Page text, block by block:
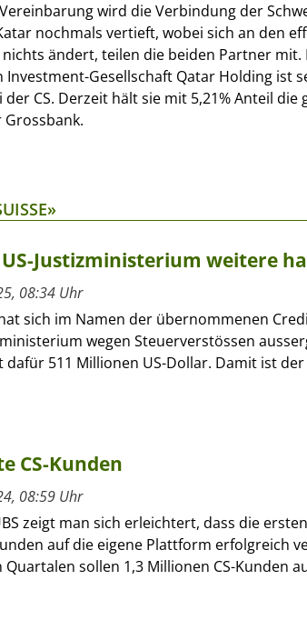
wird die Verbindung der
nochmals vertieft, wobei sich an den
ändert, teilen die beiden Partner mit.
Investment-Gesellschaft Qatar Holding ist
CS. Derzeit hält sie mit 5,21% Anteil die
Grossbank.
Justizministerium weitere
08:34 Uhr
sich im Namen der übernommenen
wegen Steuerverstössen
dafür 511 Millionen US-Dollar. Damit ist der
CS-Kunden
08:59 Uhr
zeigt man sich erleichtert, dass die
auf die eigene Plattform erfolgreich
Quartalen sollen 1,3 Millionen CS-Kunden